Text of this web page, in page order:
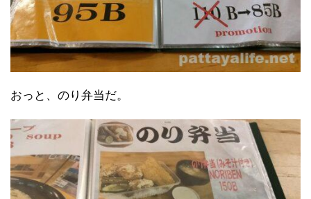
おっと、のり弁当だ。